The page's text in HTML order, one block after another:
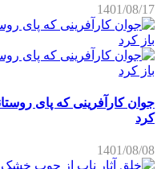
1401/08/17
جوان کارآفرینی که پای
کرد
1401/08/08